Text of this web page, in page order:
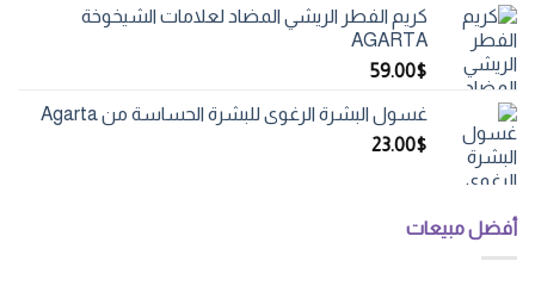
156.00$.
82.00$.
كريم الفطر الريشي المضاد لعلامات الشيخوخة
AGARTA
59.00$
غسول البشرة الرغوي للبشرة الحساسة من Agarta
23.00$
أفضل مبيعات